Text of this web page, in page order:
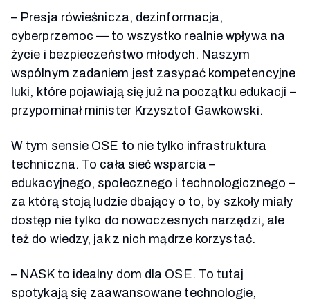
– Presja rówieśnicza, dezinformacja,
cyberprzemoc — to wszystko realnie wpływa na
życie i bezpieczeństwo młodych. Naszym
wspólnym zadaniem jest zasypać kompetencyjne
luki, które pojawiają się już na początku edukacji –
przypominał minister Krzysztof Gawkowski.
W tym sensie OSE to nie tylko infrastruktura
techniczna. To cała sieć wsparcia –
edukacyjnego, społecznego i technologicznego –
za którą stoją ludzie dbający o to, by szkoły miały
dostęp nie tylko do nowoczesnych narzędzi, ale
też do wiedzy, jak z nich mądrze korzystać.
– NASK to idealny dom dla OSE. To tutaj
spotykają się zaawansowane technologie,